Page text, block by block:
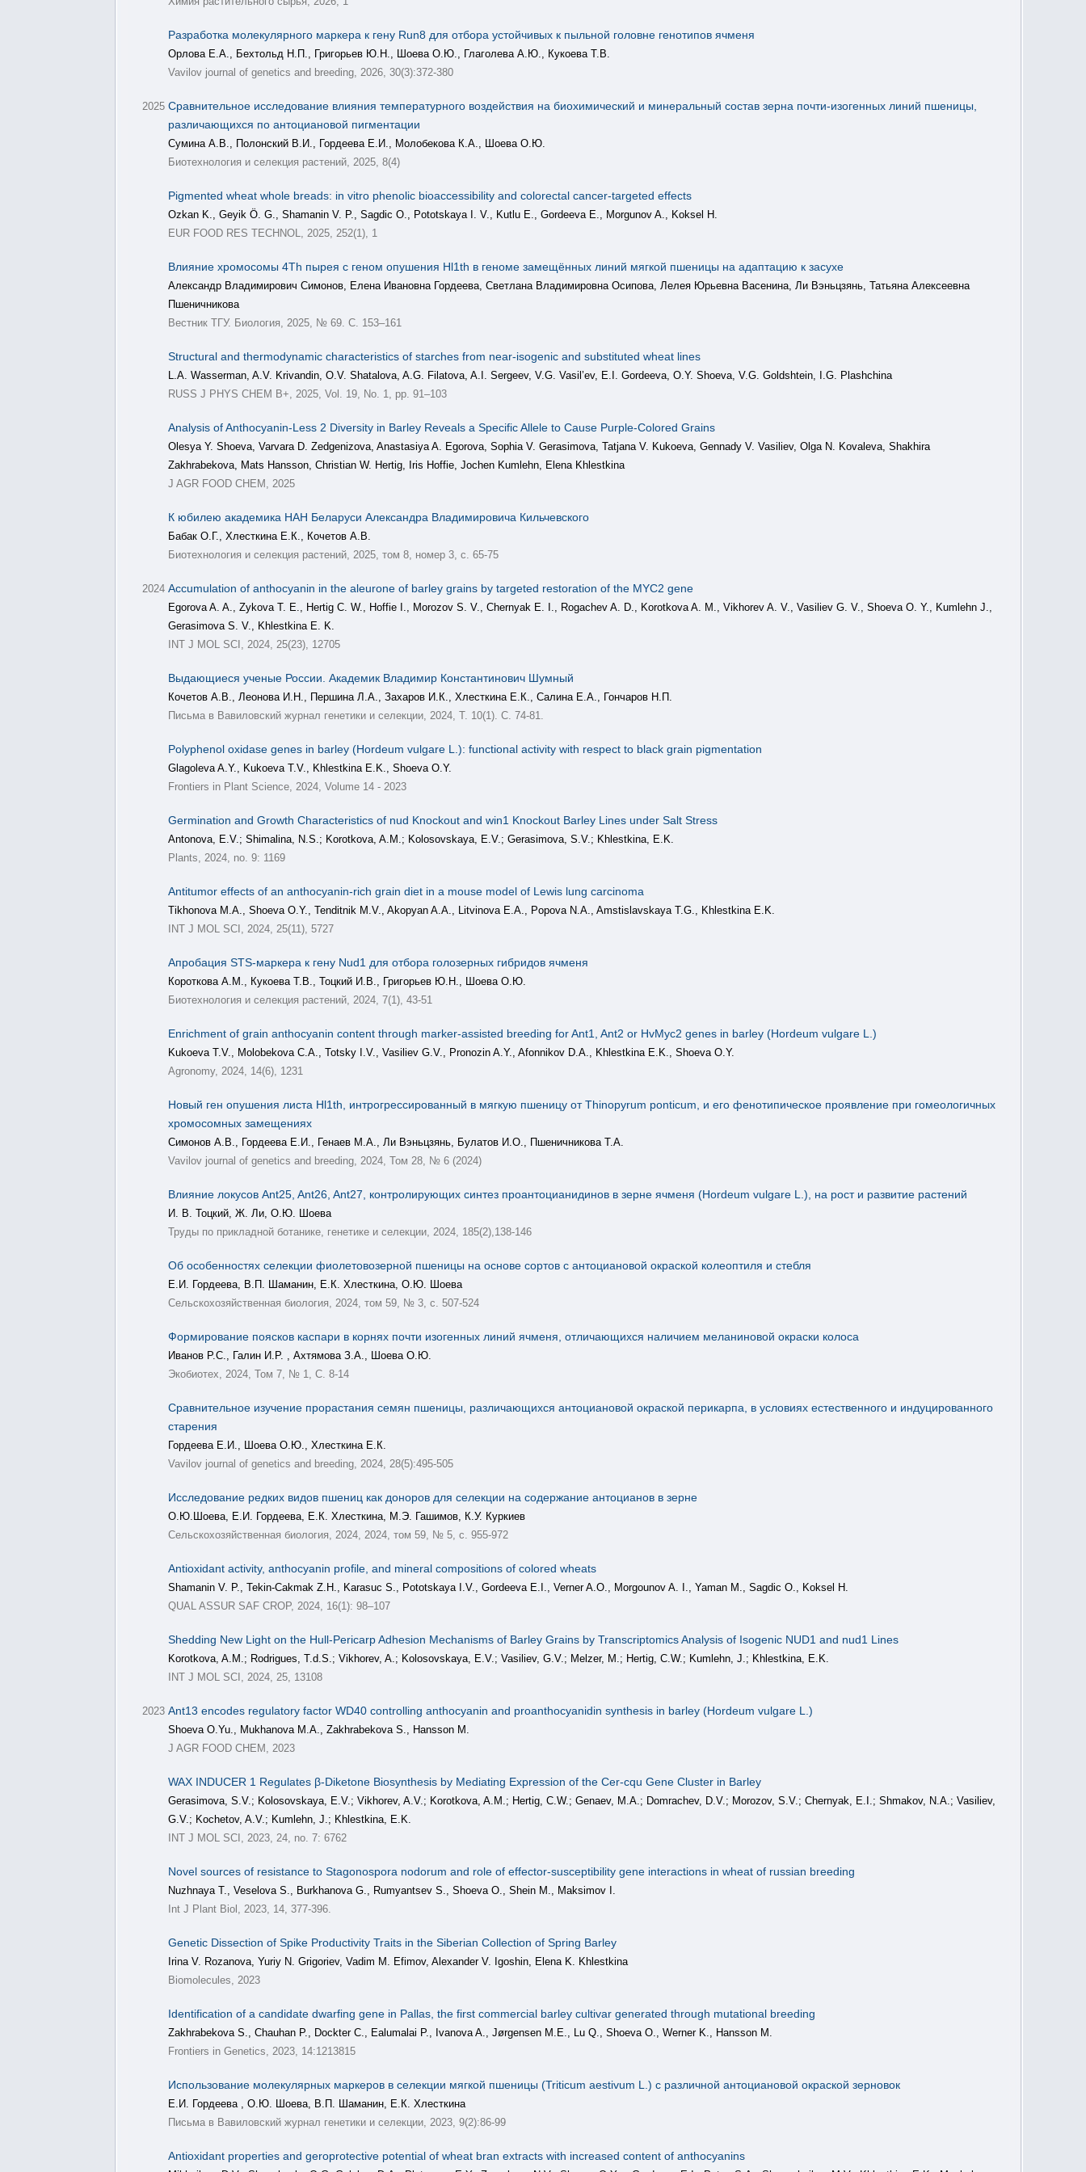
Разработка молекулярного маркера к гену Run8 для отбора устойчивых к пыльной головне генотипов ячменя
Орлова Е.А., Бехтольд Н.П., Григорьев Ю.Н., Шоева О.Ю., Глаголева А.Ю., Кукоева Т.В.
Vavilov journal of genetics and breeding, 2026, 30(3):372-380
2025 Сравнительное исследование влияния температурного воздействия на биохимический и минеральный состав зерна почти-изогенных линий пшеницы,
различающихся по антоциановой пигментации
Сумина А.В., Полонский В.И., Гордеева Е.И., Молобекова К.А., Шоева О.Ю.
Биотехнология и селекция растений, 2025, 8(4)
Pigmented wheat whole breads: in vitro phenolic bioaccessibility and colorectal cancer-targeted effects
Ozkan K., Geyik Ö. G., Shamanin V. P., Sagdic O., Pоtоtskaya I. V., Kutlu E., Gordeeva E., Morgunov A., Koksel H.
EUR FOOD RES TECHNOL, 2025, 252(1), 1
Влияние хромосомы 4Th пырея с геном опушения Hl1th в геноме замещённых линий мягкой пшеницы на адаптацию к засухе
Александр Владимирович Симонов, Елена Ивановна Гордеева, Светлана Владимировна Осипова, Лелея Юрьевна Васенина, Ли Вэньцзянь, Татьяна Алексеевна
Пшеничникова
Вестник ТГУ. Биология, 2025, № 69. С. 153–161
Structural and thermodynamic characteristics of starches from near-isogenic and substituted wheat lines
L.A. Wasserman, A.V. Krivandin, O.V. Shatalova, A.G. Filatova, A.I. Sergeev, V.G. Vasil’ev, E.I. Gordeeva, O.Y. Shoeva, V.G. Goldshtein, I.G. Plashchina
RUSS J PHYS CHEM B+, 2025, Vol. 19, No. 1, pp. 91–103
Analysis of Anthocyanin-Less 2 Diversity in Barley Reveals a Specific Allele to Cause Purple-Colored Grains
Olesya Y. Shoeva, Varvara D. Zedgenizova, Anastasiya A. Egorova, Sophia V. Gerasimova, Tatjana V. Kukoeva, Gennady V. Vasiliev, Olga N. Kovaleva, Shakhira
Zakhrabekova, Mats Hansson, Christian W. Hertig, Iris Hoffie, Jochen Kumlehn, Elena Khlestkina
J AGR FOOD CHEM, 2025
К юбилею академика НАН Беларуси Александра Владимировича Кильчевского
Бабак О.Г., Хлесткина Е.К., Кочетов А.В.
Биотехнология и селекция растений, 2025, том 8, номер 3, с. 65-75
2024 Accumulation of anthocyanin in the aleurone of barley grains by targeted restoration of the MYC2 gene
Egorova A. A., Zykova T. E., Hertig C. W., Hoffie I., Morozov S. V., Chernyak E. I., Rogachev A. D., Korotkova A. M., Vikhorev A. V., Vasiliev G. V., Shoeva O. Y., Kumlehn J.,
Gerasimova S. V., Khlestkina E. K.
INT J MOL SCI, 2024, 25(23), 12705
Выдающиеся ученые России. Академик Владимир Константинович Шумный
Кочетов А.В., Леонова И.Н., Першина Л.А., Захаров И.К., Хлесткина Е.К., Салина Е.А., Гончаров Н.П.
Письма в Вавиловский журнал генетики и селекции, 2024, Т. 10(1). С. 74-81.
Polyphenol oxidase genes in barley (Hordeum vulgare L.): functional activity with respect to black grain pigmentation
Glagoleva A.Y., Kukoeva T.V., Khlestkina E.K., Shoeva O.Y.
Frontiers in Plant Science, 2024, Volume 14 - 2023
Germination and Growth Characteristics of nud Knockout and win1 Knockout Barley Lines under Salt Stress
Antonova, E.V.; Shimalina, N.S.; Korotkova, A.M.; Kolosovskaya, E.V.; Gerasimova, S.V.; Khlestkina, E.K.
Plants, 2024, no. 9: 1169
Antitumor effects of an anthocyanin-rich grain diet in a mouse model of Lewis lung carcinoma
Tikhonova M.A., Shoeva O.Y., Tenditnik M.V., Akopyan A.A., Litvinova E.A., Popova N.A., Amstislavskaya T.G., Khlestkina E.K.
INT J MOL SCI, 2024, 25(11), 5727
Апробация STS-маркера к гену Nud1 для отбора голозерных гибридов ячменя
Короткова А.М., Кукоева Т.В., Тоцкий И.В., Григорьев Ю.Н., Шоева О.Ю.
Биотехнология и селекция растений, 2024, 7(1), 43-51
Enrichment of grain anthocyanin content through marker-assisted breeding for Ant1, Ant2 or HvMyc2 genes in barley (Hordeum vulgare L.)
Kukoeva T.V., Molobekova C.A., Totsky I.V., Vasiliev G.V., Pronozin A.Y., Afonnikov D.A., Khlestkina E.K., Shoeva O.Y.
Agronomy, 2024, 14(6), 1231
Новый ген опушения листа Hl1th, интрогрессированный в мягкую пшеницу от Thinopyrum ponticum, и его фенотипическое проявление при гомеологичных
хромосомных замещениях
Симонов А.В., Гордеева Е.И., Генаев М.А., Ли Вэньцзянь, Булатов И.О., Пшеничникова Т.А.
Vavilov journal of genetics and breeding, 2024, Том 28, № 6 (2024)
Влияние локусов Ant25, Ant26, Ant27, контролирующих синтез проантоцианидинов в зерне ячменя (Hordeum vulgare L.), на рост и развитие растений
И. В. Тоцкий, Ж. Ли, О.Ю. Шоева
Труды по прикладной ботанике, генетике и селекции, 2024, 185(2),138-146
Об особенностях селекции фиолетовозерной пшеницы на основе сортов c антоциановой окраской колеоптиля и стебля
Е.И. Гордеева, В.П. Шаманин, Е.К. Хлесткина, О.Ю. Шоева
Сельскохозяйственная биология, 2024, том 59, № 3, с. 507-524
Формирование поясков каспари в корнях почти изогенных линий ячменя, отличающихся наличием меланиновой окраски колоса
Иванов Р.С., Галин И.Р. , Ахтямова З.А., Шоева О.Ю.
Экобиотех, 2024, Том 7, № 1, С. 8-14
Сравнительное изучение прорастания семян пшеницы, различающихся антоциановой окраской перикарпа, в условиях естественного и индуцированного
старения
Гордеева Е.И., Шоева О.Ю., Хлесткина Е.К.
Vavilov journal of genetics and breeding, 2024, 28(5):495-505
Исследование редких видов пшениц как доноров для селекции на содержание антоцианов в зерне
О.Ю.Шоева, Е.И. Гордеева, Е.К. Хлесткина, М.Э. Гашимов, К.У. Куркиев
Сельскохозяйственная биология, 2024, 2024, том 59, № 5, с. 955-972
Antioxidant activity, anthocyanin profile, and mineral compositions of colored wheats
Shamanin V. P., Tekin-Cakmak Z.H., Karasuc S., Pоtоtskaya I.V., Gordeeva E.I., Verner A.O., Morgounov A. I., Yaman M., Sagdic O., Koksel H.
QUAL ASSUR SAF CROP, 2024, 16(1): 98–107
Shedding New Light on the Hull-Pericarp Adhesion Mechanisms of Barley Grains by Transcriptomics Analysis of Isogenic NUD1 and nud1 Lines
Korotkova, A.M.; Rodrigues, T.d.S.; Vikhorev, A.; Kolosovskaya, E.V.; Vasiliev, G.V.; Melzer, M.; Hertig, C.W.; Kumlehn, J.; Khlestkina, E.K.
INT J MOL SCI, 2024, 25, 13108
2023 Ant13 encodes regulatory factor WD40 controlling anthocyanin and proanthocyanidin synthesis in barley (Hordeum vulgare L.)
Shoeva O.Yu., Mukhanova M.A., Zakhrabekova S., Hansson M.
J AGR FOOD CHEM, 2023
WAX INDUCER 1 Regulates β-Diketone Biosynthesis by Mediating Expression of the Cer-cqu Gene Cluster in Barley
Gerasimova, S.V.; Kolosovskaya, E.V.; Vikhorev, A.V.; Korotkova, A.M.; Hertig, C.W.; Genaev, M.A.; Domrachev, D.V.; Morozov, S.V.; Chernyak, E.I.; Shmakov, N.A.; Vasiliev,
G.V.; Kochetov, A.V.; Kumlehn, J.; Khlestkina, E.K.
INT J MOL SCI, 2023, 24, no. 7: 6762
Novel sources of resistance to Stagonospora nodorum and role of effector-susceptibility gene interactions in wheat of russian breeding
Nuzhnaya T., Veselova S., Burkhanova G., Rumyantsev S., Shoeva O., Shein M., Maksimov I.
Int J Plant Biol, 2023, 14, 377-396.
Genetic Dissection of Spike Productivity Traits in the Siberian Collection of Spring Barley
Irina V. Rozanova, Yuriy N. Grigoriev, Vadim M. Efimov, Alexander V. Igoshin, Elena K. Khlestkina
Biomolecules, 2023
Identification of a candidate dwarfing gene in Pallas, the first commercial barley cultivar generated through mutational breeding
Zakhrabekova S., Chauhan P., Dockter C., Ealumalai P., Ivanova A., Jørgensen M.E., Lu Q., Shoeva O., Werner K., Hansson M.
Frontiers in Genetics, 2023, 14:1213815
Использование молекулярных маркеров в селекции мягкой пшеницы (Triticum aestivum L.) с различной антоциановой окраской зерновок
Е.И. Гордеева , О.Ю. Шоева, В.П. Шаманин, Е.К. Хлесткина
Письма в Вавиловский журнал генетики и селекции, 2023, 9(2):86-99
Antioxidant properties and geroprotective potential of wheat bran extracts with increased content of anthocyanins